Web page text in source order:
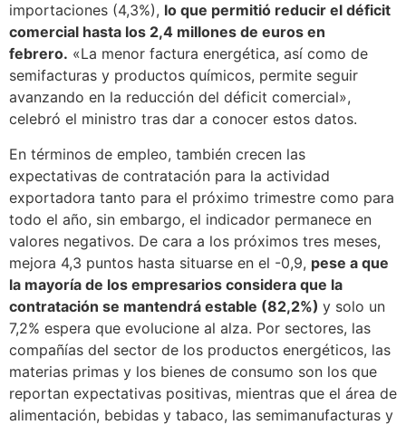
importaciones (4,3%), lo que permitió reducir el déficit
comercial hasta los 2,4 millones de euros en
febrero. «La menor factura energética, así como de
semifacturas y productos químicos, permite seguir
avanzando en la reducción del déficit comercial»,
celebró el ministro tras dar a conocer estos datos.
En términos de empleo, también crecen las
expectativas de contratación para la actividad
exportadora tanto para el próximo trimestre como para
todo el año, sin embargo, el indicador permanece en
valores negativos. De cara a los próximos tres meses,
mejora 4,3 puntos hasta situarse en el -0,9, pese a que
la mayoría de los empresarios considera que la
contratación se mantendrá estable (82,2%) y solo un
7,2% espera que evolucione al alza. Por sectores, las
compañías del sector de los productos energéticos, las
materias primas y los bienes de consumo son los que
reportan expectativas positivas, mientras que el área de
alimentación, bebidas y tabaco, las semimanufacturas y